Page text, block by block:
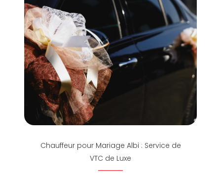
Chauffeur pour Mariage Albi : Service de
VTC de Luxe